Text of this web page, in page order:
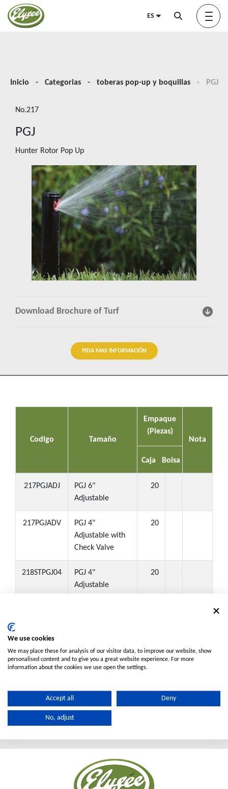
ES
Acerca de nosotros
Green Elysée
Innovation
Productos
Percepciones
Contactenos
Inicio Categorias toberas pop-up y boquillas PGJ
Download Brochure of Turf
PIDA MAS INFORMACIÓN
No.217
PGJ
Hunter Rotor Pop Up
Codigo Tamaño
Empaque
(Piezas)
Caja Bolsa
Nota
217PGJADJ
PGJ 6"
Adjustable
20
217PGJADV
PGJ 4"
Adjustable with
Check Valve
20
218STPGJ04
PGJ 4"
Adjustable
20
NPT: ▲ Disponible con roscas NPT. Contáctenos para más
detalles.
MOQ: ■ Cantidad mínima de pedido requerida.
We use cookies
We may place these for analysis of our visitor data, to improve our website, show
personalised content and to give you a great website experience. For more
information about the cookies we use open the settings.
Accept all Deny
No, adjust